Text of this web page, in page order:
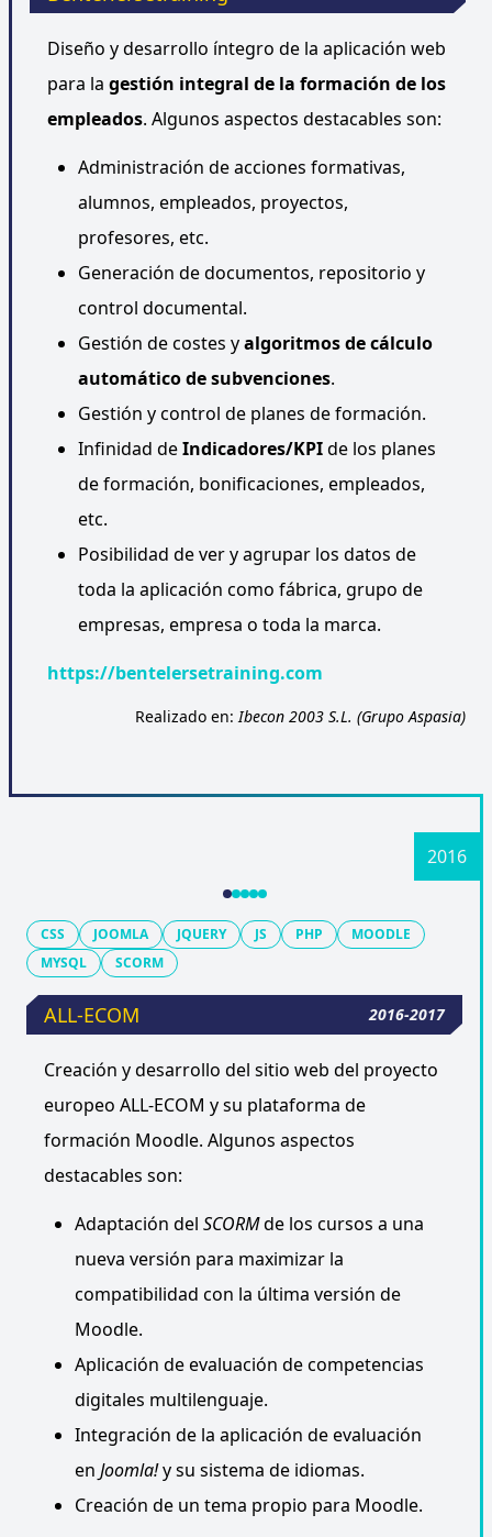
Diseño y desarrollo íntegro de la aplicación web
para la gestión integral de la formación de los
empleados. Algunos aspectos destacables son:
Administración de acciones formativas,
alumnos, empleados, proyectos,
profesores, etc.
Generación de documentos, repositorio y
control documental.
Gestión de costes yalgoritmos de cálculo
automático de subvenciones.
Gestión y control de planes de formación.
Infinidad deIndicadores/KPIde los planes
de formación, bonificaciones, empleados,
etc.
Posibilidad de ver y agrupar los datos de
toda la aplicación como fábrica, grupo de
empresas, empresa o toda la marca.
https://bentelersetraining.com
Realizado en:Ibecon 2003 S.L. (Grupo Aspasia)
ALL-ECOM 2016-2017
Creación y desarrollo del sitio web del proyecto
europeo ALL-ECOM y su plataforma de
formación Moodle. Algunos aspectos
destacables son:
Adaptación del SCORMde los cursos a una
nueva versión para maximizar la
compatibilidad con la última versión de
Moodle.
Aplicación de evaluación de competencias
digitales multilenguaje.
Integración de la aplicación de evaluación
en Joomla!y su sistema de idiomas.
Creación de un tema propio para Moodle.
CSS JOOMLA JQUERY JS PHP
MOODLE
MYSQL
SCORM